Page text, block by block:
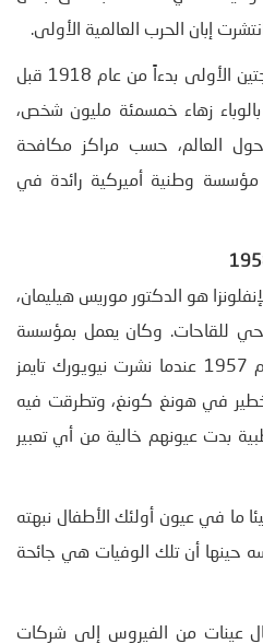
إبان الحرب العالمية الأولى.
وتفشت تلك الإنفلونزا في موجتين الأولى بدءاً من عام 1918 قبل
1920. وأُصيب بالوباء زهاء خمسمئة مليون شخص،
العالم، حسب مراكز مكافحة
مؤسسة وطنية أميركية رائدة في
هو الدكتور موريس هيليمان،
للقاحات. وكان يعمل بمؤسسة
والتر ريد العسكرية للبحوث عام 1957 عندما نشرت نيويورك تايمز
خطير في هونغ كونغ، وتطرقت فيه
بدت عيونهم خالية من أي تعبير
ما في عيون أولئك الأطفال نبهته
حينها أن تلك الوفيات هي جائحة
عينات من الفيروس إلى شركات